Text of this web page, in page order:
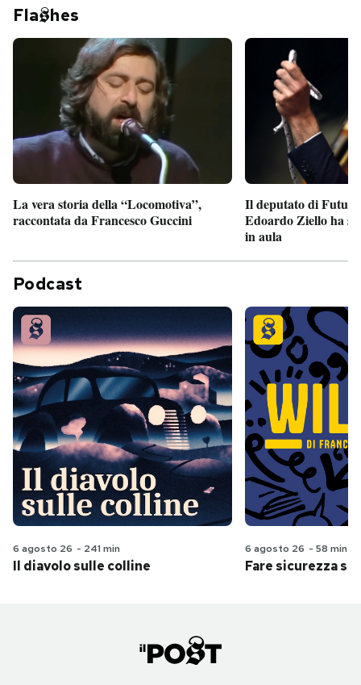
Fla hes
La vera storia della “Locomotiva”,
raccontata da Francesco Guccini
Il deputato di
Edoardo Ziello ha
in aula
Podcast
6 agosto 26 - 241 min
Il diavolo sulle colline
6 agosto 26 - 58 min
Fare sicurezza